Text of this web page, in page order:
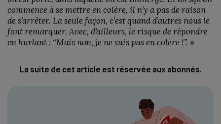
commence à se mettre en colère, il n’y a pas de raison
de s’arrêter. La seule façon, c’est quand d’autres nous le
font remarquer. Avec, d’ailleurs, le risque de répondre
en hurlant : “Mais non, je ne suis pas en colère !”. »
La suite de cet article est réservée aux abonnés.